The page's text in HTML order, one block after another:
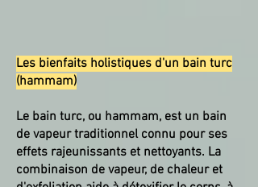
Les bienfaits holistiques d'un bain turc
(hammam)
Le bain turc, ou hammam, est un bain
de vapeur traditionnel connu pour ses
effets rajeunissants et nettoyants. La
combinaison de vapeur, de chaleur et